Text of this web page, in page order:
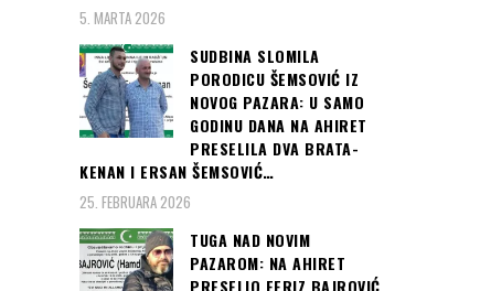
5. MARTA 2026
SUDBINA SLOMILA
PORODICU ŠEMSOVIĆ IZ
NOVOG PAZARA: U SAMO
GODINU DANA NA AHIRET
PRESELILA DVA BRATA-
KENAN I ERSAN ŠEMSOVIĆ…
25. FEBRUARA 2026
TUGA NAD NOVIM
PAZAROM: NA AHIRET